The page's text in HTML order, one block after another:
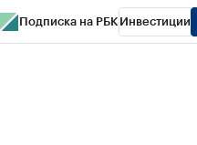
Подписка на РБК Инвестиции